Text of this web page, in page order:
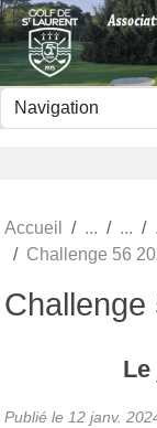
Accueil
Challenge 56
Challenge
Le
Publié le 12 janv.
Panneau de